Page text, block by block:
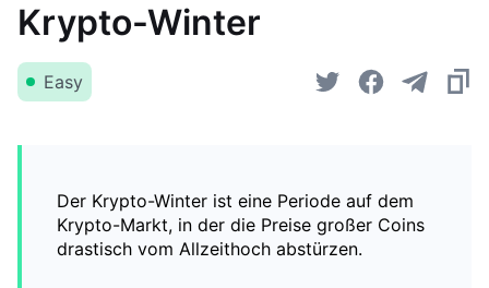
Krypto-Winter
Easy
Der Krypto-Winter ist eine Periode auf dem
Krypto-Markt, in der die Preise großer Coins
drastisch vom Allzeithoch abstürzen.